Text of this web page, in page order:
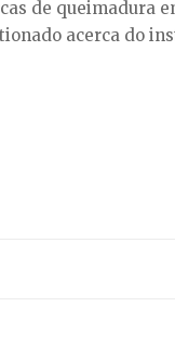
de queimadura
acerca do